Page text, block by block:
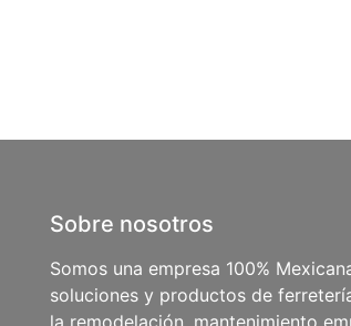
Sobre nosotros
Somos una empresa 100%
soluciones y productos de
la remodelación, mantenimiento